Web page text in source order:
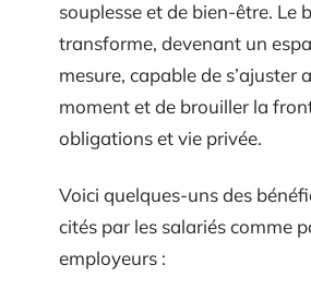
souplesse et de bien-être. Le
transforme, devenant un
mesure, capable de s’ajuster
moment et de brouiller la
obligations et vie privée.
Voici quelques-uns des
cités par les salariés comme
employeurs :